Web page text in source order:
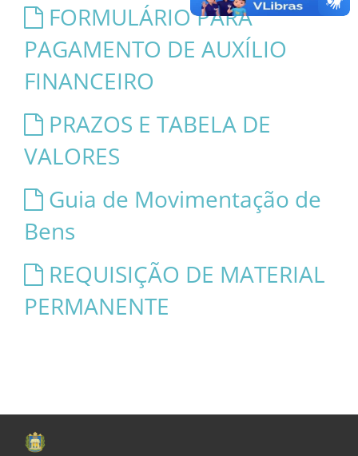
FORMULÁRIO PARA
PAGAMENTO DE AUXÍLIO
FINANCEIRO
PRAZOS E TABELA DE
VALORES
Guia de Movimentação de
Bens
REQUISIÇÃO DE MATERIAL
PERMANENTE